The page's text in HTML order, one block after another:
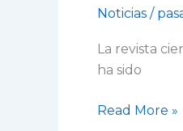
Noticias /
La revista
ha sido
De-
de
la
Universitaria
Read More »